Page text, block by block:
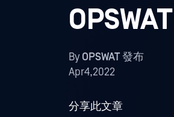
ByOPSWAT 發布
Apr4,2022
分享此文章